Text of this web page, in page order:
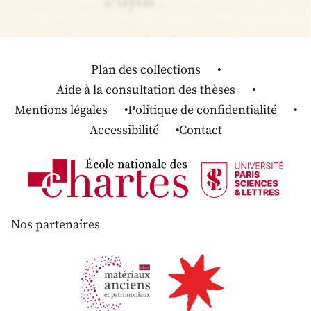
Plan des collections
Aide à la consultation des thèses
Mentions légales
Politique de confidentialité
Accessibilité
Contact
Nos partenaires